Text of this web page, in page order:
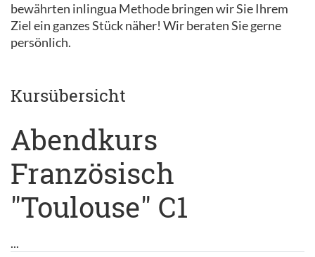
bewährten inlingua Methode bringen wir Sie Ihrem
Ziel ein ganzes Stück näher! Wir beraten Sie gerne
persönlich.
Kursübersicht
Abendkurs
Französisch
"Toulouse" C1
...